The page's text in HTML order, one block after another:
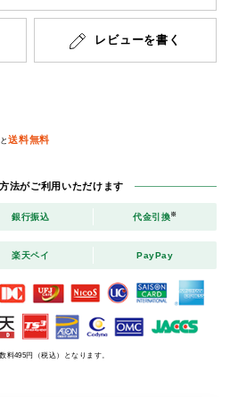
レビューを書く
送料無料
法がご利用いただけます
銀行振込 代金引換※
楽天ペイ PayPay
495円（税込）となります。